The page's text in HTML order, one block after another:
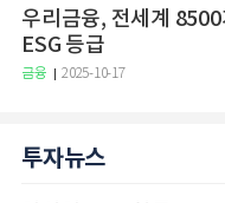
우리금융, 전세계 8500
ESG 등급
금융 2025-10-17
투자뉴스